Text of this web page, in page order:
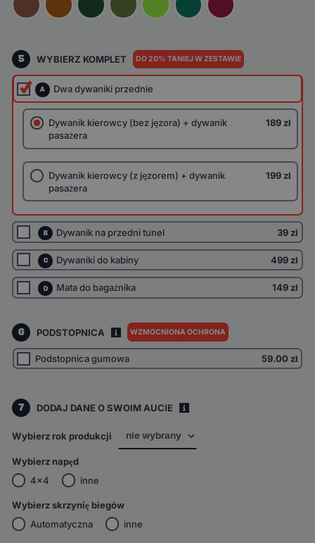
5 WYBIERZ KOMPLET DO 20% TANIEJ W ZESTAWIE
A Dwa dywaniki przednie
Dywanik kierowcy (bez jęzora) + dywanik
pasażera
189 zł
Dywanik kierowcy (z jęzorem) + dywanik
pasażera
199 zł
B Dywanik na przedni tunel 39 zł
C Dywaniki do kabiny 499 zł
D Mata do bagażnika 149 zł
6 PODSTOPNICA WZMOCNIONA OCHRONA
Podstopnica gumowa 59.00 zł
7 DODAJ DANE O SWOIM AUCIE
Wybierz rok produkcji
Wybierz napęd
4x4
inne
Wybierz skrzynię biegów
Automatyczna
inne